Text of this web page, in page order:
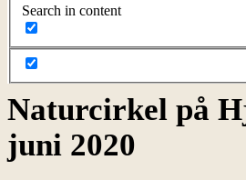
Search in content
Naturcirkel på
juni 2020